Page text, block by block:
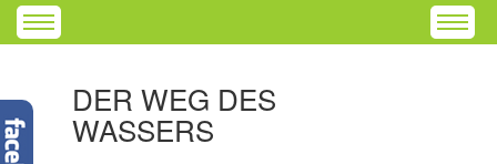
DER WEG DES
WASSERS